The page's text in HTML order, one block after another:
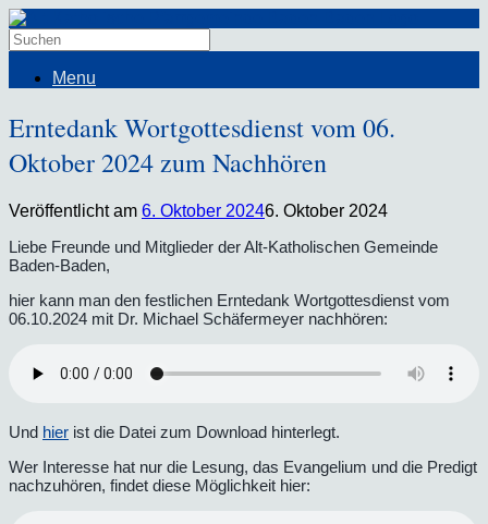
Menu
Erntedank Wortgottesdienst vom 06.
Oktober 2024 zum Nachhören
Veröffentlicht am 6. Oktober 20246. Oktober 2024
Liebe Freunde und Mitglieder der Alt-Katholischen Gemeinde
Baden-Baden,
hier kann man den festlichen Erntedank Wortgottesdienst vom
06.10.2024 mit Dr. Michael Schäfermeyer nachhören:
Und hier ist die Datei zum Download hinterlegt.
Wer Interesse hat nur die Lesung, das Evangelium und die Predigt
nachzuhören, findet diese Möglichkeit hier: